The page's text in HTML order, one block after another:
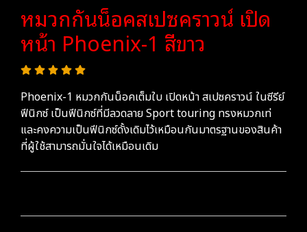
หมวกกันน็อคสเปซคราวน์ เปิด
หน้า Phoenix-1 สีขาว
Phoenix-1 หมวกกันน็อคเต็มใบ เปิดหน้า สเปซคราวน์ ในซีรีย์
ฟีนิกซ์ เป็นฟีนิกซ์ที่มีลวดลาย Sport touring ทรงหมวกเท่
และคงความเป็นฟีนิกซ์ดั้งเดิมไว้เหมือนกันมาตรฐานของสินค้า
ที่ผู้ใช้สามารถมั่นใจได้เหมือนเดิม